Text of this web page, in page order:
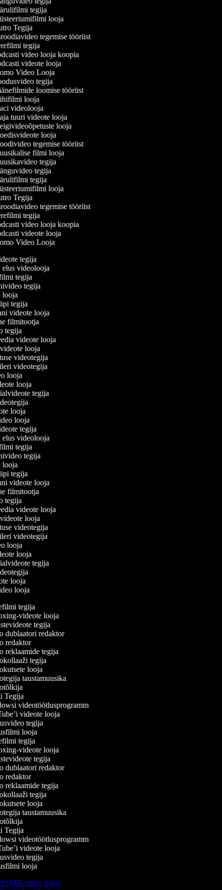
tegija
looja
Tegija
tegemise tööriist
tegija
video looja koopia
videote looja
Video Looja
tegija
loomise tööriist
looja
videolooja
tuuri videote looja
looja
looja
tegemise tööriist
filmi looja
tegija
tegija
tegija
looja
Tegija
tegemise tööriist
tegija
video looja koopia
videote looja
Video Looja
tegija
elus videolooja
tegija
tegija
looja
tegija
videote looja
filmitootja
tegija
videote looja
looja
videotegija
videotegija
looja
looja
tegija
looja
looja
tegija
elus videolooja
tegija
tegija
looja
tegija
videote looja
filmitootja
tegija
videote looja
looja
videotegija
videotegija
looja
looja
tegija
looja
looja
tegija
videote looja
tegija
dublaatori redaktor
redaktor
reklaamide tegija
tegija
looja
taustamuusika
videotöötlusprogramm
videote looja
tegija
looja
tegija
videote looja
tegija
dublaatori redaktor
redaktor
reklaamide tegija
tegija
looja
taustamuusika
videotöötlusprogramm
videote looja
tegija
looja
video tegija